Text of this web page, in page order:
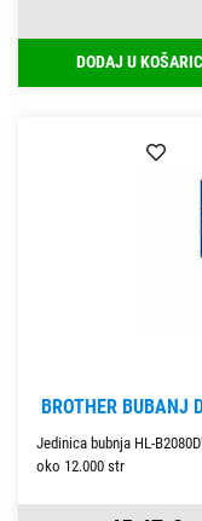
DODAJ U
BROTHER
Jedinica bubnja HL-
oko 12.000 str